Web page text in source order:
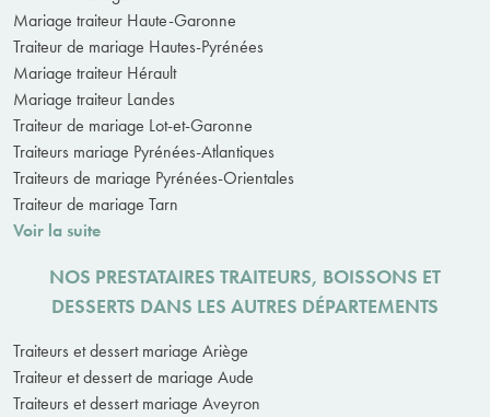
Mariage traiteur Haute-Garonne
Traiteur de mariage Hautes-Pyrénées
Mariage traiteur Hérault
Mariage traiteur Landes
Traiteur de mariage Lot-et-Garonne
Traiteurs mariage Pyrénées-Atlantiques
Traiteurs de mariage Pyrénées-Orientales
Traiteur de mariage Tarn
Voir la suite
NOS PRESTATAIRES TRAITEURS, BOISSONS ET
DESSERTS DANS LES AUTRES DÉPARTEMENTS
Traiteurs et dessert mariage Ariège
Traiteur et dessert de mariage Aude
Traiteurs et dessert mariage Aveyron